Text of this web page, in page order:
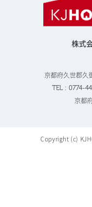
株式
京都府久世郡久
TEL : 0774-
京都
Copyright (c)